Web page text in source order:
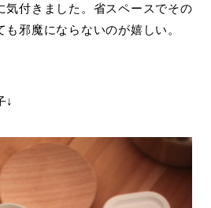
気付きました。省スペースでその
邪魔にならないのが嬉しい。
↓